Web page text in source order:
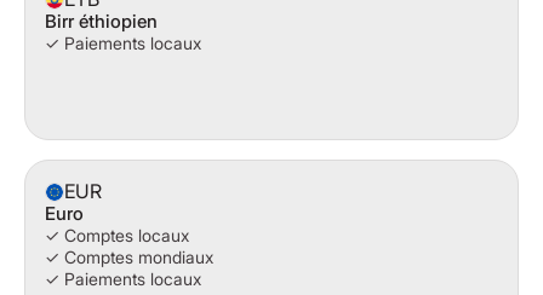
Birr éthiopien
✓ Paiements locaux
EUR
Euro
✓ Comptes locaux
✓ Comptes mondiaux
✓ Paiements locaux